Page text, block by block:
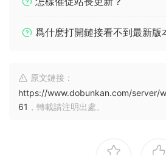
爲什麽打開鏈接看不到最新版
原文鏈接：
https://www.dobunkan.com/server/
61 ，轉載請注明出處。